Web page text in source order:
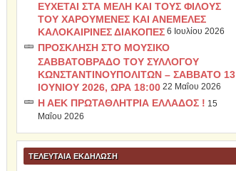
ΕΥΧΕΤΑΙ ΣΤΑ ΜΕΛΗ ΚΑΙ ΤΟΥΣ ΦΙΛΟΥΣ
ΤΟΥ ΧΑΡΟΥΜΕΝΕΣ ΚΑΙ ΑΝΕΜΕΛΕΣ
ΚΑΛΟΚΑΙΡΙΝΕΣ ΔΙΑΚΟΠΕΣ 6 Ιουλίου 2026
ΠΡΟΣΚΛΗΣΗ ΣΤΟ ΜΟΥΣΙΚΟ
ΣΑΒΒΑΤΟΒΡΑΔΟ ΤΟΥ ΣΥΛΛΟΓΟΥ
ΚΩΝΣΤΑΝΤΙΝΟΥΠΟΛΙΤΩΝ – ΣΑΒΒΑΤΟ 13
ΙΟΥΝΙΟΥ 2026, ΩΡΑ 18:00 22 Μαΐου 2026
Η ΑΕΚ ΠΡΩΤΑΘΛΗΤΡΙΑ ΕΛΛΑΔΟΣ ! 15
Μαΐου 2026
ΤΕΛΕΥΤΑΙΑ ΕΚΔΗΛΩΣΗ